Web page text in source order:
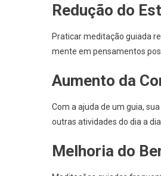
Redução do
Praticar meditação guiada
mente em pensamentos
Aumento da
Com a ajuda de um guia,
outras atividades do dia a dia.
Melhoria do